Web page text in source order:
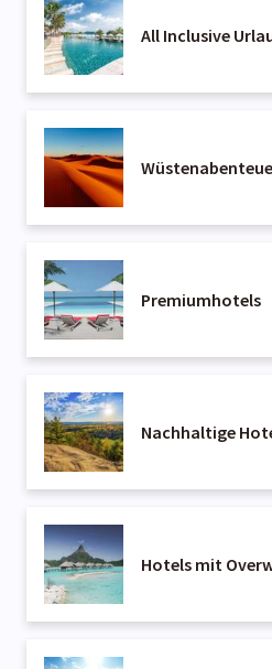
All Inclusive
Premiumhotels
Nachhaltige
Hotels mit